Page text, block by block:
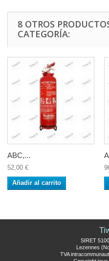
8 OTROS
CATEGORÍA:
ABC,...
52,00 €
Añadir al carrito
SIRET
Lezennes
TVA